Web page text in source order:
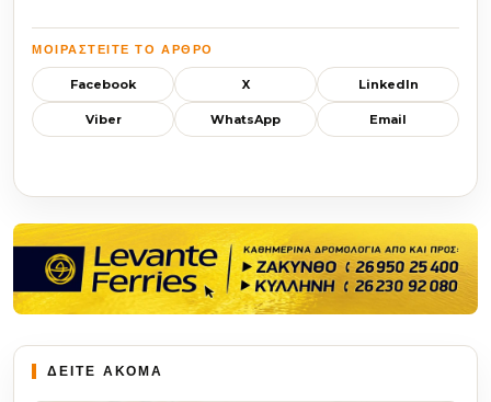
ΜΟΙΡΑΣΤΕΊΤΕ ΤΟ ΆΡΘΡΟ
Facebook X LinkedIn
Viber WhatsApp Email
ΔΕΙΤΕ ΑΚΟΜΑ